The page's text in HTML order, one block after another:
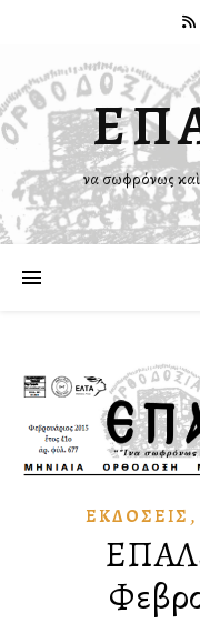
Ἵνα σωφρόνως
ἘΚΔΌΣΕΙΣ ,